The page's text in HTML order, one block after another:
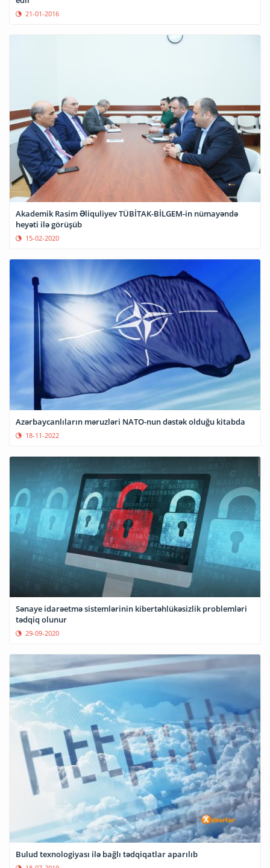
21-01-2016
Akademik Rasim Əliquliyev TÜBİTAK-BİLGEM-in nümayəndə
heyəti ilə görüşüb
15-02-2020
Azərbaycanlıların məruzləri NATO-nun dəstək olduğu kitabda
18-11-2022
Sənaye idarəetmə sistemlərinin kibertəhlükəsizlik problemləri
tədqiq olunur
29-09-2020
Bulud texnologiyası ilə bağlı tədqiqatlar aparılıb